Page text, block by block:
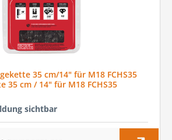
35 cm/14" für M18 FCHS35
35 cm / 14" für M18 FCHS35
sichtbar